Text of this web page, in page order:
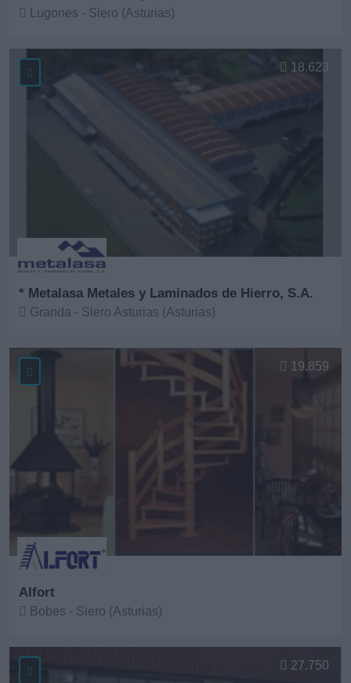
Lugones - Siero (Asturias)
* Metalasa Metales y Laminados de Hierro, S.A.
Granda - Siero Asturias (Asturias)
18.623
Alfort
Bobes - Siero (Asturias)
19.859
27.750